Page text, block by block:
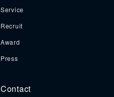
Service
Recruit
Award
Press
Contact